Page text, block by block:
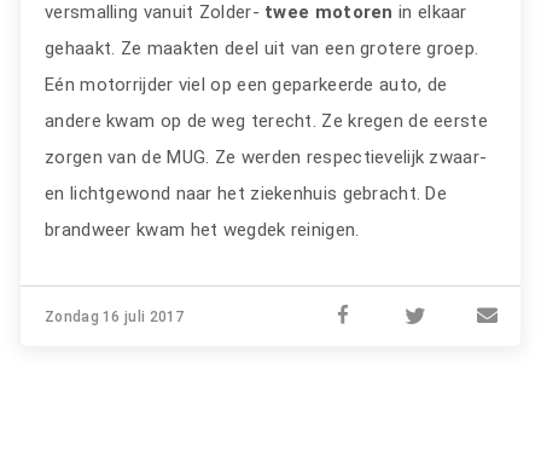
versmalling vanuit Zolder- twee motoren in elkaar
gehaakt. Ze maakten deel uit van een grotere groep.
Eén motorrijder viel op een geparkeerde auto, de
andere kwam op de weg terecht. Ze kregen de eerste
zorgen van de MUG. Ze werden respectievelijk zwaar-
en lichtgewond naar het ziekenhuis gebracht. De
brandweer kwam het wegdek reinigen.
Zondag 16 juli 2017